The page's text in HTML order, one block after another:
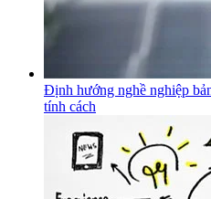
Định hướng nghề nghiệp
tính cách